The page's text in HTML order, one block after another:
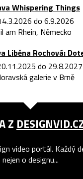
Whispering Things
do 6.9.2026
am Rhein, Německo
Liběna Rochová:
do 29.8.2027
galerie v Brně
Z
video portál. Každý
nejen o designu...